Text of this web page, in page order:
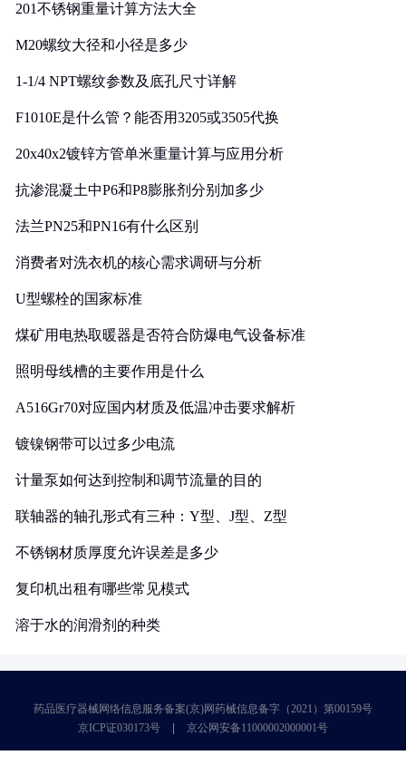
201不锈钢重量计算方法大全
M20螺纹大径和小径是多少
1-1/4 NPT螺纹参数及底孔尺寸详解
F1010E是什么管？能否用3205或3505代换
20x40x2镀锌方管单米重量计算与应用分析
抗渗混凝土中P6和P8膨胀剂分别加多少
法兰PN25和PN16有什么区别
消费者对洗衣机的核心需求调研与分析
U型螺栓的国家标准
煤矿用电热取暖器是否符合防爆电气设备标准
照明母线槽的主要作用是什么
A516Gr70对应国内材质及低温冲击要求解析
镀镍钢带可以过多少电流
计量泵如何达到控制和调节流量的目的
联轴器的轴孔形式有三种：Y型、J型、Z型
不锈钢材质厚度允许误差是多少
复印机出租有哪些常见模式
溶于水的润滑剂的种类
药品医疗器械网络信息服务备案(京)网药械信息备字（2021）第00159号
京ICP证030173号
京公网安备11000002000001号